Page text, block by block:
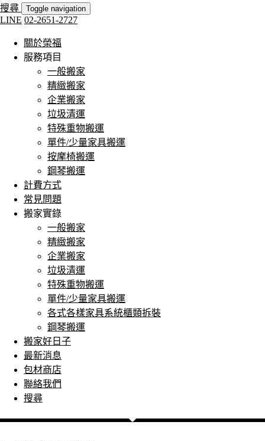
搜尋 Toggle navigation
LINE 02-2651-2727
關於榮福
服務項目
一般搬家
精緻搬家
企業搬家
垃圾清運
特殊重物搬運
單件/少量家具搬運
按摩椅搬運
鋼琴搬運
計費方式
常見問題
搬家實錄
一般搬家
精緻搬家
企業搬家
垃圾清運
特殊重物搬運
單件/少量家具搬運
各式各樣家具系統櫃類拆裝
鋼琴搬運
搬家好日子
最新消息
包材商店
聯絡我們
搜尋